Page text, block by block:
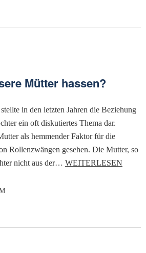
Mütter hassen?
in den letzten Jahren die Beziehung
ein oft diskutiertes Thema dar.
als hemmender Faktor für die
Rollenzwängen gesehen. Die Mutter, so
nicht aus der… WEITERLESEN